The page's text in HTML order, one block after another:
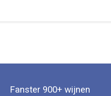
Fanster 900+ wijnen